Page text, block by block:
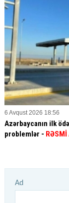
6 Avqust 2026 18:56
Azərbaycanın ilk
problemlər - RƏSMİ
Ad